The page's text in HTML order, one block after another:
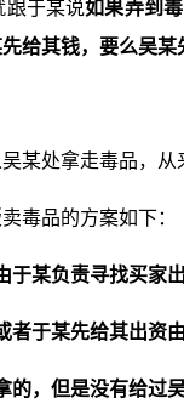
跟于某说如果弄到
给其钱，要么吴
某处拿走毒品，
毒品的方案如下：
于某负责寻找买家
者于某先给其出资
的，但是没有给过